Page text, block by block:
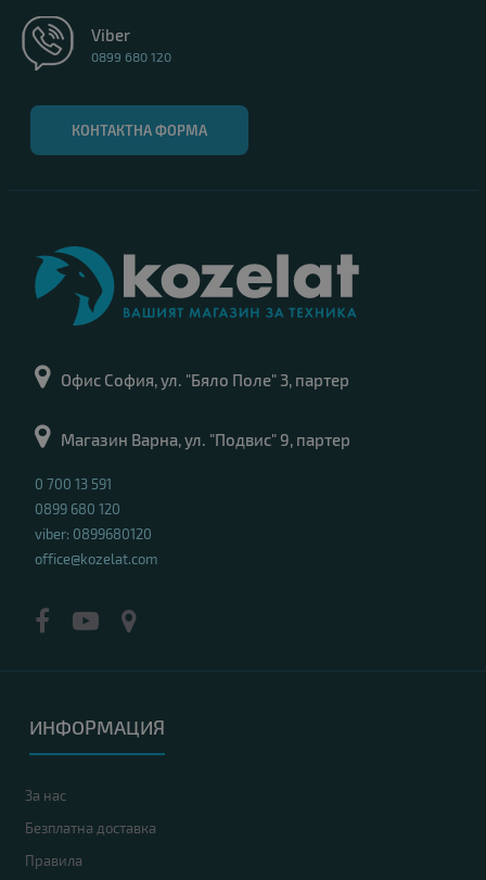
Viber
0899 680 120
КОНТАКТНА ФОРМА
Офис София, ул. "Бяло Поле" 3, партер
Магазин Варна, ул. "Подвис" 9, партер
0 700 13 591
0899 680 120
viber: 0899680120
office@kozelat.com
ИНФОРМАЦИЯ
За нас
Безплатна доставка
Правила